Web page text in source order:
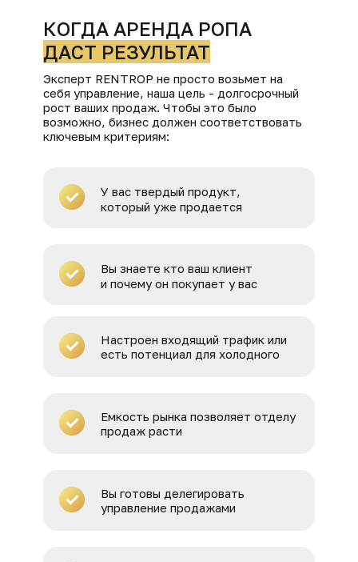
КОГДА АРЕНДА РОПА
ДАСТ РЕЗУЛЬТАТ
Эксперт RENTROP не просто возьмет на
себя управление, наша цель - долгосрочный
рост ваших продаж. Чтобы это было
возможно, бизнес должен соответствовать
ключевым критериям:
У вас твердый продукт,
который уже продается
Вы знаете кто ваш клиент
и почему он покупает у вас
Настроен входящий трафик или
есть потенциал для холодного
Емкость рынка позволяет отделу
продаж расти
Вы готовы делегировать
управление продажами